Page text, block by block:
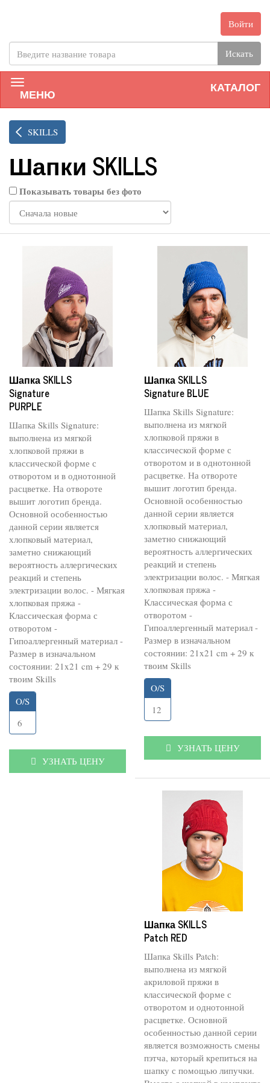
Войти
Искать
КАТАЛОГ
МЕНЮ
SKILLS
Шапки SKILLS
Показывать товары без фото
Шапка SKILLS
Signature
PURPLE
Шапка Skills Signature:
выполнена из мягкой
хлопковой пряжи в
классической форме с
отворотом и в однотонной
расцветке. На отвороте
вышит логотип бренда.
Основной особенностью
данной серии является
хлопковый материал,
заметно снижающий
вероятность аллергических
реакций и степень
электризации волос. - Мягкая
хлопковая пряжа -
Классическая форма с
отворотом -
Гипоаллергенный материал -
Размер в изначальном
состоянии: 21x21 cm + 29 к
твоим Skills
O/S
6
УЗНАТЬ ЦЕНУ
Шапка SKILLS
Signature BLUE
Шапка Skills Signature:
выполнена из мягкой
хлопковой пряжи в
классической форме с
отворотом и в однотонной
расцветке. На отвороте
вышит логотип бренда.
Основной особенностью
данной серии является
хлопковый материал,
заметно снижающий
вероятность аллергических
реакций и степень
электризации волос. - Мягкая
хлопковая пряжа -
Классическая форма с
отворотом -
Гипоаллергенный материал -
Размер в изначальном
состоянии: 21x21 cm + 29 к
твоим Skills
O/S
12
УЗНАТЬ ЦЕНУ
Шапка SKILLS
Patch RED
Шапка Skills Patch:
выполнена из мягкой
акриловой пряжи в
классической форме с
отворотом и однотонной
расцветке. Основной
особенностью данной серии
является возможность смены
пэтча, который крепиться на
шапку с помощью липучки.